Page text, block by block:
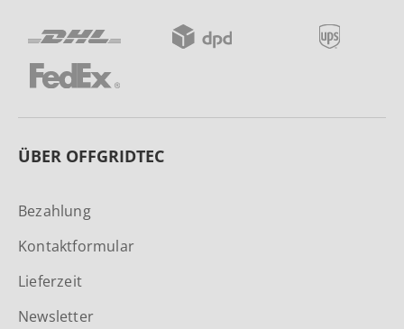
ÜBER OFFGRIDTEC
Bezahlung
Kontaktformular
Lieferzeit
Newsletter